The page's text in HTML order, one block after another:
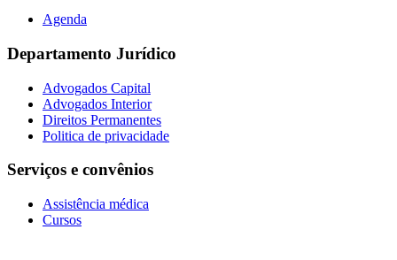
Agenda
Departamento Jurídico
Advogados Capital
Advogados Interior
Direitos Permanentes
Politica de privacidade
Serviços e convênios
Assistência médica
Cursos